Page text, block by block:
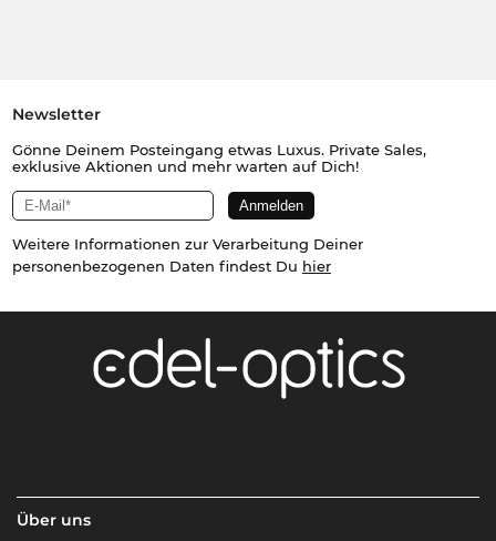
Newsletter
Gönne Deinem Posteingang etwas Luxus. Private Sales,
exklusive Aktionen und mehr warten auf Dich!
Weitere Informationen zur Verarbeitung Deiner
personenbezogenen Daten findest Du hier
Über uns